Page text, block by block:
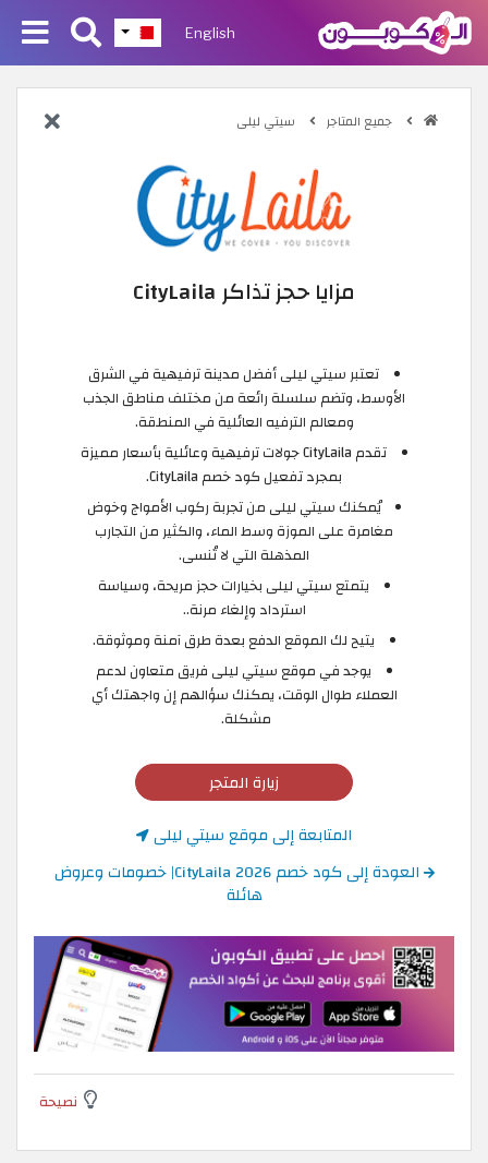
English
جميع المتاجر سيتي ليلى
مزايا حجز تذاكر CityLaila
تعتبر سيتي ليلى أفضل مدينة ترفيهية في الشرق
الأوسط، وتضم سلسلة رائعة من مختلف مناطق الجذب
ومعالم الترفيه العائلية في المنطقة.
تقدم CityLaila جولات ترفيهية وعائلية بأسعار مميزة
بمجرد تفعيل كود خصم CityLaila.
يُمكنك سيتي ليلى من تجربة ركوب الأمواج وخوض
مغامرة على الموزة وسط الماء، والكثير من التجارب
المذهلة التي لا تُنسى.
يتمتع سيتي ليلى بخيارات حجز مريحة، وسياسة
استرداد وإلغاء مرنة..
يتيح لك الموقع الدفع بعدة طرق آمنة وموثوقة.
يوجد في موقع سيتي ليلى فريق متعاون لدعم
العملاء طوال الوقت، يمكنك سؤالهم إن واجهتك أي
مشكلة. ​
زيارة المتجر
المتابعة إلى موقع سيتي ليلى
العودة إلى كود خصم CityLaila 2026| خصومات وعروض
هائلة
نصيحة